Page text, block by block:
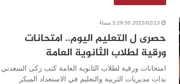
2022/02/13 3:29:50 مساءً
حصرى ل التعليم اليوم.. امتحانات
ورقية لطلاب الثانوية العامة
امتحانات ورقية لطلاب الثانوية العامة كتب زكى السعدني
بدات مديريات التربية والتعليم في الاستعداد المبكر